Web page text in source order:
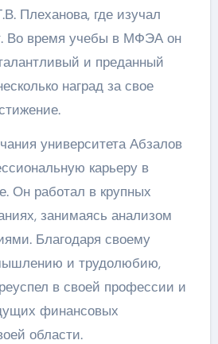
Плеханова, где изучал
Во время учебы в МФЭА он
и преданный
наград за свое
университета Абзалов
карьеру в
Он работал в крупных
занимаясь анализом
Благодаря своему
и трудолюбию,
в своей профессии и
финансовых
области.